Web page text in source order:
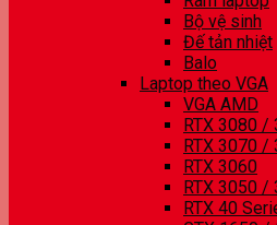
Bộ vệ sinh
Đế tản nhiệt
Balo
Laptop theo VGA
VGA AMD
RTX 3080 /
RTX 3070 /
RTX 3060
RTX 3050 /
RTX 40